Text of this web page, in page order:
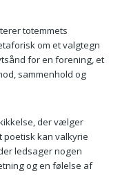
totemmets
om et valgtegn
for en forening, et
sammenhold og
der vælger
poetisk kan valkyrie
ledsager nogen
og en følelse af